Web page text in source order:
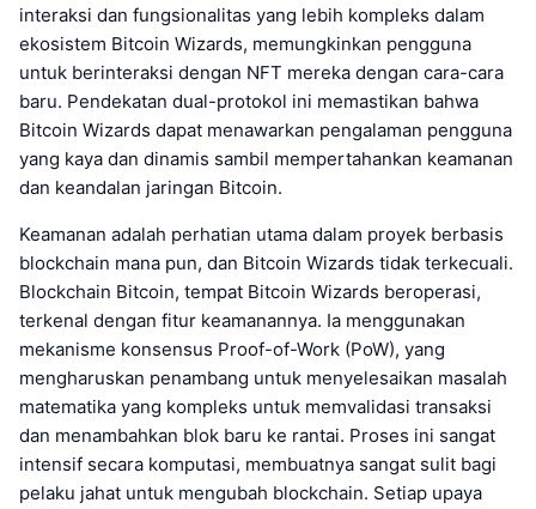
interaksi dan fungsionalitas yang lebih kompleks dalam
ekosistem Bitcoin Wizards, memungkinkan pengguna
untuk berinteraksi dengan NFT mereka dengan cara-cara
baru. Pendekatan dual-protokol ini memastikan bahwa
Bitcoin Wizards dapat menawarkan pengalaman pengguna
yang kaya dan dinamis sambil mempertahankan keamanan
dan keandalan jaringan Bitcoin.
Keamanan adalah perhatian utama dalam proyek berbasis
blockchain mana pun, dan Bitcoin Wizards tidak terkecuali.
Blockchain Bitcoin, tempat Bitcoin Wizards beroperasi,
terkenal dengan fitur keamanannya. Ia menggunakan
mekanisme konsensus Proof-of-Work (PoW), yang
mengharuskan penambang untuk menyelesaikan masalah
matematika yang kompleks untuk memvalidasi transaksi
dan menambahkan blok baru ke rantai. Proses ini sangat
intensif secara komputasi, membuatnya sangat sulit bagi
pelaku jahat untuk mengubah blockchain. Setiap upaya